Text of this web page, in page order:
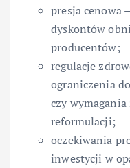
presja cenowa
dyskontów
producentów;
regulacje
ograniczenia
czy
reformulacji;
oczekiwania
inwestycji w